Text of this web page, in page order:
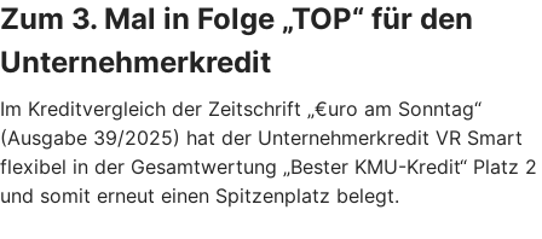
Zum 3. Mal in Folge „TOP“ für den
Unternehmerkredit
Im Kreditvergleich der Zeitschrift „€uro am Sonntag“
(Ausgabe 39/2025) hat der Unternehmerkredit VR Smart
flexibel in der Gesamtwertung „Bester KMU-Kredit“ Platz 2
und somit erneut einen Spitzenplatz belegt.